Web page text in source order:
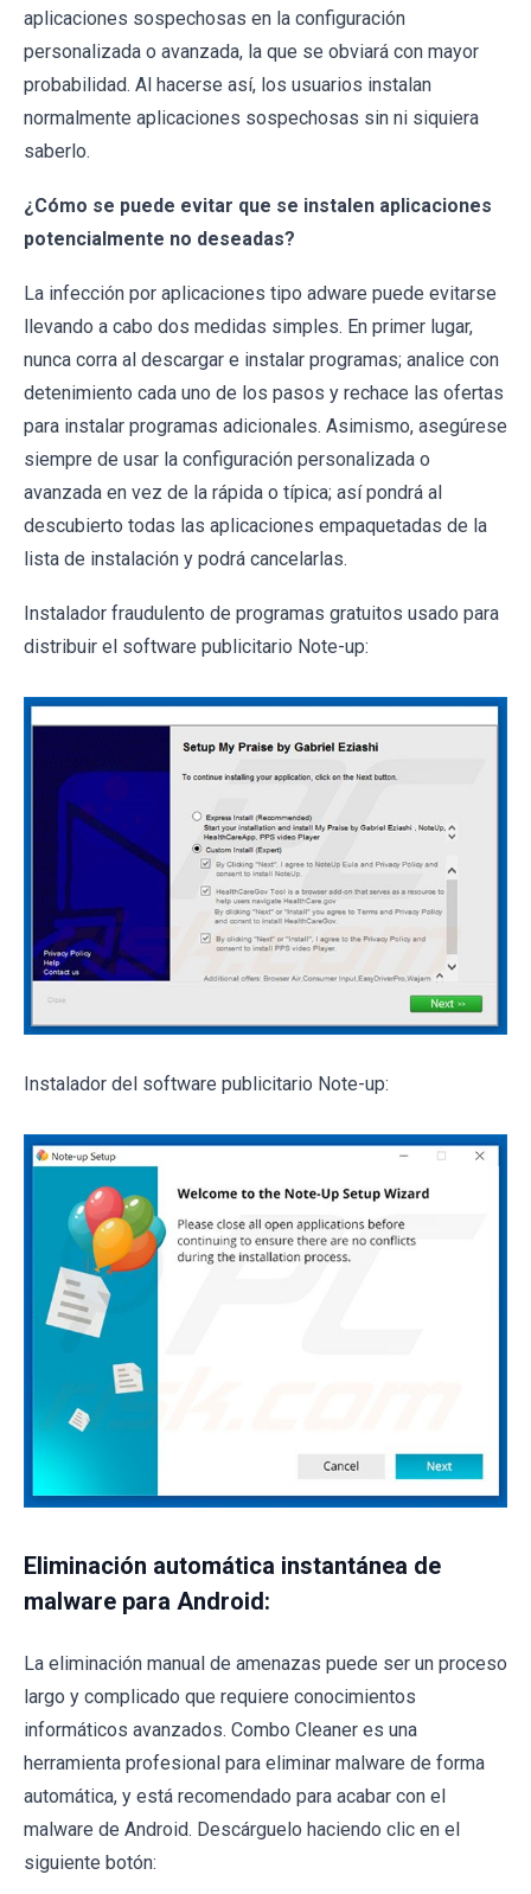
aplicaciones sospechosas en la configuración
personalizada o avanzada, la que se obviará con mayor
probabilidad. Al hacerse así, los usuarios instalan
normalmente aplicaciones sospechosas sin ni siquiera
saberlo.
¿Cómo se puede evitar que se instalen aplicaciones
potencialmente no deseadas?
La infección por aplicaciones tipo adware puede evitarse
llevando a cabo dos medidas simples. En primer lugar,
nunca corra al descargar e instalar programas; analice con
detenimiento cada uno de los pasos y rechace las ofertas
para instalar programas adicionales. Asimismo, asegúrese
siempre de usar la configuración personalizada o
avanzada en vez de la rápida o típica; así pondrá al
descubierto todas las aplicaciones empaquetadas de la
lista de instalación y podrá cancelarlas.
Instalador fraudulento de programas gratuitos usado para
distribuir el software publicitario Note-up:
Instalador del software publicitario Note-up:
Eliminación automática instantánea de
malware para Android:
La eliminación manual de amenazas puede ser un proceso
largo y complicado que requiere conocimientos
informáticos avanzados. Combo Cleaner es una
herramienta profesional para eliminar malware de forma
automática, y está recomendado para acabar con el
malware de Android. Descárguelo haciendo clic en el
siguiente botón: